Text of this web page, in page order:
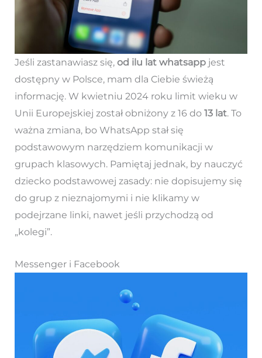
Jeśli zastanawiasz się, od ilu lat whatsappjest
dostępny w Polsce, mam dla Ciebie świeżą
informację. W kwietniu 2024 roku limit wieku w
Unii Europejskiej został obniżony z 16 do 13 lat. To
ważna zmiana, bo WhatsApp stał się
podstawowym narzędziem komunikacji w
grupach klasowych. Pamiętaj jednak, by nauczyć
dziecko podstawowej zasady: nie dopisujemy się
do grup z nieznajomymi i nie klikamy w
podejrzane linki, nawet jeśli przychodzą od
„kolegi”.
Messenger i Facebook